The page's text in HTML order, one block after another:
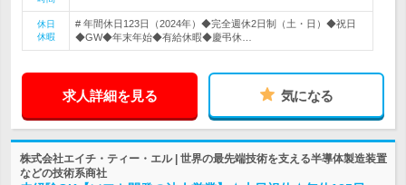
休日
休暇
# 年間休日123日（2024年）◆完全週休2日制（土・日）◆祝日
◆GW◆年末年始◆有給休暇◆慶弔休…
求人詳細を見る 気になる
株式会社エイチ・ティー・エル | 世界の最先端技術を支える半導体製造装置
などの技術系商社